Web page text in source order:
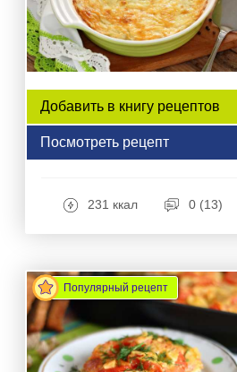
Добавить в книгу рецептов
Посмотреть рецепт
231 ккал 0 (13)
Популярный рецепт